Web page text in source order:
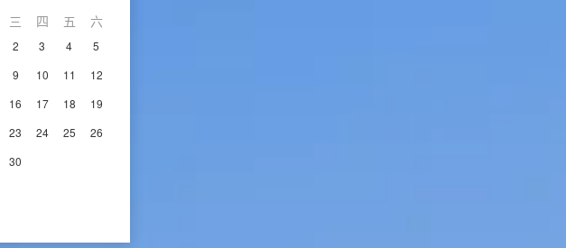
三 四 五 六
2 3 4
5
9 10 11
12
16 17 18
19
23 24 25
26
30